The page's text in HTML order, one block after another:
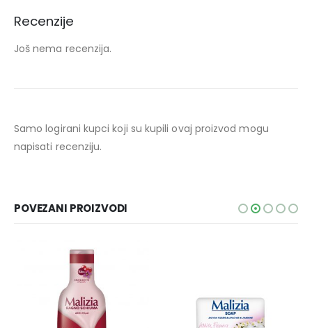
Recenzije
Još nema recenzija.
Samo logirani kupci koji su kupili ovaj proizvod mogu
napisati recenziju.
POVEZANI PROIZVODI